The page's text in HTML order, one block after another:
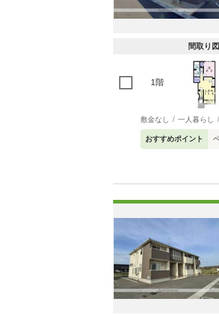
間取り図
1階
敷金なし 一人暮らし
おすすめポイント